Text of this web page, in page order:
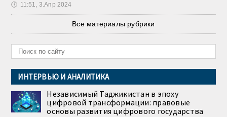
🕔 11:51, 3.Апр 2024
Все материалы рубрики
ИНТЕРВЬЮ И АНАЛИТИКА
Независимый Таджикистан в эпоху
цифровой трансформации: правовые
основы развития цифрового государства